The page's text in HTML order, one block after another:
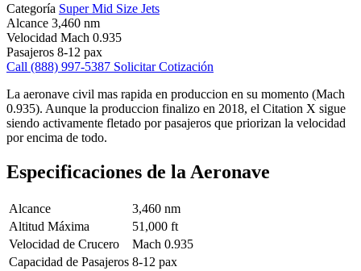
Categoría Super Mid Size Jets
Alcance 3,460 nm
Velocidad Mach 0.935
Pasajeros 8-12 pax
Call (888) 997-5387 Solicitar Cotización
La aeronave civil mas rapida en produccion en su momento (Mach
0.935). Aunque la produccion finalizo en 2018, el Citation X sigue
siendo activamente fletado por pasajeros que priorizan la velocidad
por encima de todo.
Especificaciones de la Aeronave
Alcance
3,460 nm
Altitud Máxima
51,000 ft
Velocidad de Crucero
Mach 0.935
Capacidad de Pasajeros 8-12 pax